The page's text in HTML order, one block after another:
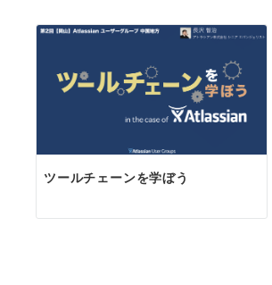
ツールチェーンを学ぼう